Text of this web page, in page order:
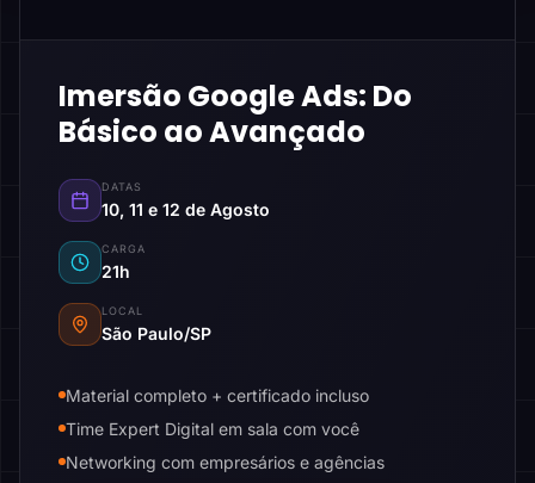
Imersão Google Ads: Do
Básico ao Avançado
DATAS
10, 11 e 12 de Agosto
CARGA
21h
LOCAL
São Paulo/SP
Material completo + certificado incluso
Time Expert Digital em sala com você
Networking com empresários e agências